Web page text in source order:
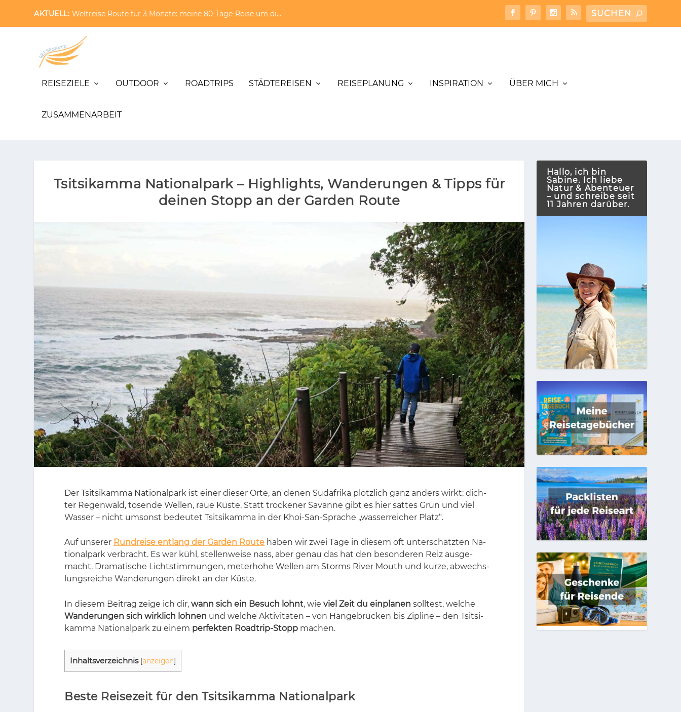
AKTUELL: Weltreise Route für 3 Monate: meine 80-Tage-Reise um di...
REISEZIELE OUTDOOR ROADTRIPS STÄDTEREISEN REISEPLANUNG INSPIRATION ÜBER MICH
ZUSAMMENARBEIT
Tsitsikamma Nationalpark – Highlights, Wanderungen & Tipps für
deinen Stopp an der Garden Route
Der Tsit­si­kam­ma Na­tio­nal­park ist ei­ner die­ser Orte, an de­nen Süd­afri­ka plötz­lich ganz an­ders wirkt: dich­
ter Re­gen­wald, to­sen­de Wel­len, raue Küs­te. Statt tro­cke­ner Sa­van­ne gibt es hier sat­tes Grün und viel
Was­ser – nicht um­sonst be­deu­tet Tsit­si­kam­ma in der Khoi-San-Spra­che „was­ser­rei­cher Platz“.
Auf un­se­rer Rundreise entlang der Garden Route ha­ben wir zwei Tage in die­sem oft un­ter­schätz­ten Na­
tio­nal­park ver­bracht. Es war kühl, stel­len­wei­se nass, aber ge­nau das hat den be­son­de­ren Reiz aus­ge­
macht. Dra­ma­ti­sche Licht­stim­mun­gen, me­ter­ho­he Wel­len am Storms Ri­ver Mouth und kur­ze, ab­wechs­
lungs­rei­che Wan­de­run­gen di­rekt an der Küs­te.
In die­sem Bei­trag zei­ge ich dir,wann sich ein Besuch lohnt, wie viel Zeit du einplanen soll­test, wel­che
Wanderungen sich wirklich lohnen und wel­che Ak­ti­vi­tä­ten – von Hän­ge­brü­cken bis Zi­pli­ne – den Tsit­si­
kam­ma Na­tio­nal­park zu ei­nem perfekten Roadtrip-Stopp ma­chen.
In­halts­ver­zeich­nis [anzeigen]
Beste Reisezeit für den Tsitsikamma Nationalpark
Hallo, ich bin
Sabine. Ich liebe
Natur & Abenteuer
– und schreibe seit
11 Jahren darüber.